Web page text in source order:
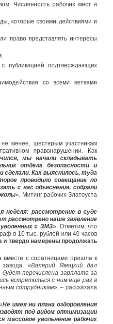
Численность рабочих мест в
которые своими действиями и
право представлять интересы
публикацией подтверждающих
со всеми ветвями
.
менее, шестерым участникам
правонарушении. Как
мы начали складывать
отдела безопасности и
Как выяснилось, туда
проводило совещание по
с нас объяснения, собрали
». Митинг рабочих Златоуста
неделя: рассмотрение в суде
рассмотрено наше заявление
с ЗМЗ». Отметим, что
в 10 тыс. рублей или 40 часов
и твёрдо намерены продолжать
с соратницами пришла к
завода. «Валерий Явецкий дал
перечислена зарплата за
встретиться с ним еще раз в
сотрудникам», – рассказала
Не имея ни плана оздоровления
под видом оптимизации
массовое увольнение рабочих